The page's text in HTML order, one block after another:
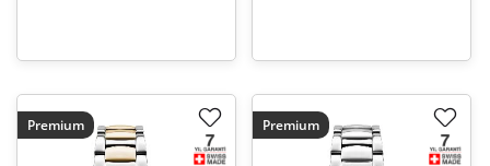
Premium Premium